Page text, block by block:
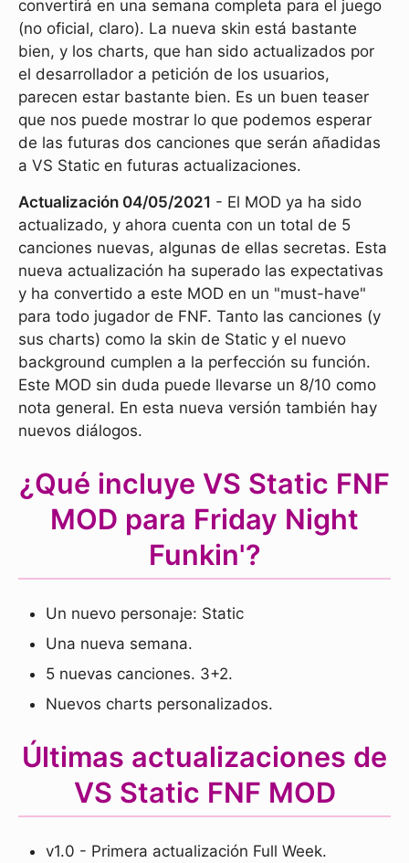
convertirá en una semana completa para el juego
(no oficial, claro). La nueva skin está bastante
bien, y los charts, que han sido actualizados por
el desarrollador a petición de los usuarios,
parecen estar bastante bien. Es un buen teaser
que nos puede mostrar lo que podemos esperar
de las futuras dos canciones que serán añadidas
a VS Static en futuras actualizaciones.
Actualización 04/05/2021 - El MOD ya ha sido
actualizado, y ahora cuenta con un total de 5
canciones nuevas, algunas de ellas secretas. Esta
nueva actualización ha superado las expectativas
y ha convertido a este MOD en un "must-have"
para todo jugador de FNF. Tanto las canciones (y
sus charts) como la skin de Static y el nuevo
background cumplen a la perfección su función.
Este MOD sin duda puede llevarse un 8/10 como
nota general. En esta nueva versión también hay
nuevos diálogos.
¿Qué incluye VS Static FNF
MOD para Friday Night
Funkin'?
Un nuevo personaje: Static
Una nueva semana.
5 nuevas canciones. 3+2.
Nuevos charts personalizados.
Últimas actualizaciones de
VS Static FNF MOD
v1.0 - Primera actualización Full Week.